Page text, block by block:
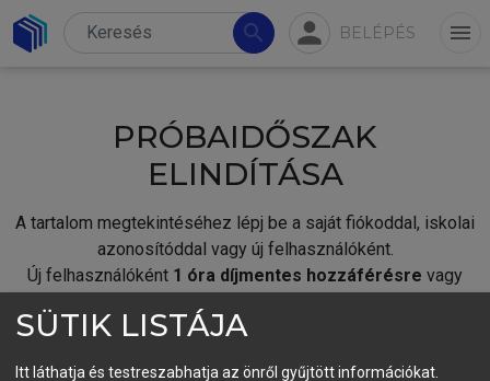
search person BELÉPÉS menu
PRÓBAIDŐSZAK
ELINDÍTÁSA
A tartalom megtekintéséhez lépj be a saját fiókoddal, iskolai
azonosítóddal vagy új felhasználóként.
Új felhasználóként 1 óra díjmentes hozzáférésre vagy
fiókoddal,vagy hozz létre új fiókot.
SÜTIK LISTÁJA
Itt láthatja és testreszabhatja az önről gyűjtött információkat.